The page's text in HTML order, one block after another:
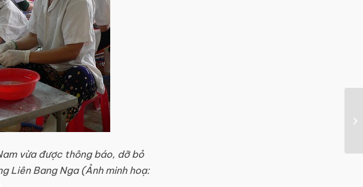
vừa được thông báo, dỡ bỏ
Liên Bang Nga (Ảnh minh hoạ: